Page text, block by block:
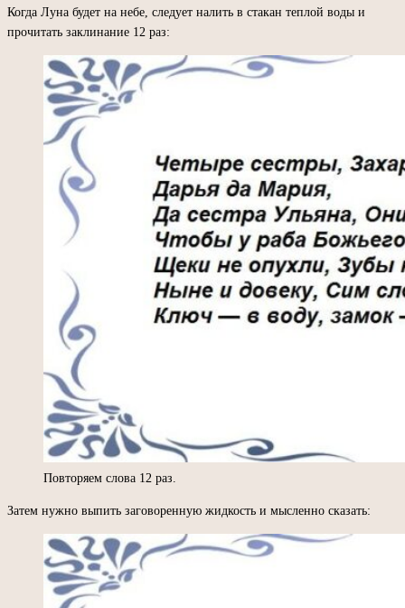
Когда Луна будет на небе, следует налить в стакан теплой воды и
прочитать заклинание 12 раз:
Повторяем слова 12 раз.
Затем нужно выпить заговоренную жидкость и мысленно сказать: